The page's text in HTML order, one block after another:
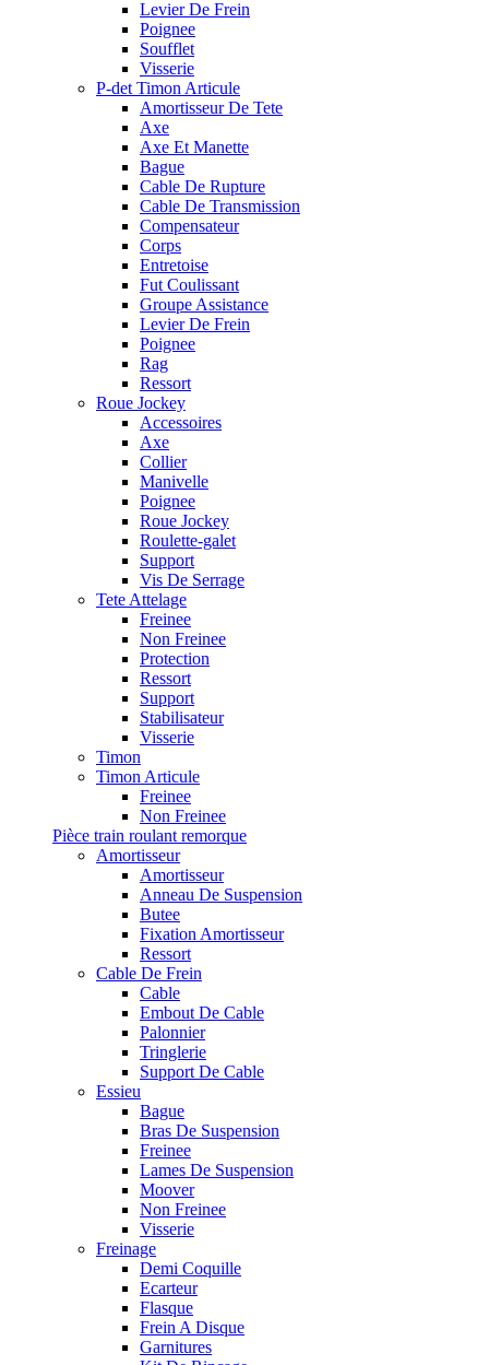
Levier De Frein
Poignee
Soufflet
Visserie
P-det Timon Articule
Amortisseur De Tete
Axe
Axe Et Manette
Bague
Cable De Rupture
Cable De Transmission
Compensateur
Corps
Entretoise
Fut Coulissant
Groupe Assistance
Levier De Frein
Poignee
Rag
Ressort
Roue Jockey
Accessoires
Axe
Collier
Manivelle
Poignee
Roue Jockey
Roulette-galet
Support
Vis De Serrage
Tete Attelage
Freinee
Non Freinee
Protection
Ressort
Support
Stabilisateur
Visserie
Timon
Timon Articule
Freinee
Non Freinee
Pièce train roulant remorque
Amortisseur
Amortisseur
Anneau De Suspension
Butee
Fixation Amortisseur
Ressort
Cable De Frein
Cable
Embout De Cable
Palonnier
Tringlerie
Support De Cable
Essieu
Bague
Bras De Suspension
Freinee
Lames De Suspension
Moover
Non Freinee
Visserie
Freinage
Demi Coquille
Ecarteur
Flasque
Frein A Disque
Garnitures